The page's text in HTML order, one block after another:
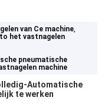
van Ce machine,
het vastnagelen
pneumatische
machine
Automatische
te werken